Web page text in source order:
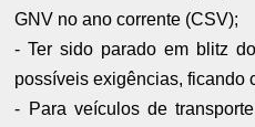
GNV no ano corrente (CSV);
- Ter sido parado em blitz
possíveis exigências, ficando
- Para veículos de